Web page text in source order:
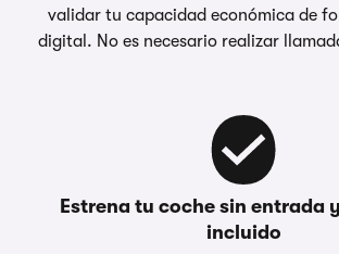
validar tu capacidad económica de
digital. No es necesario realizar
Estrena tu coche sin entrada
incluido